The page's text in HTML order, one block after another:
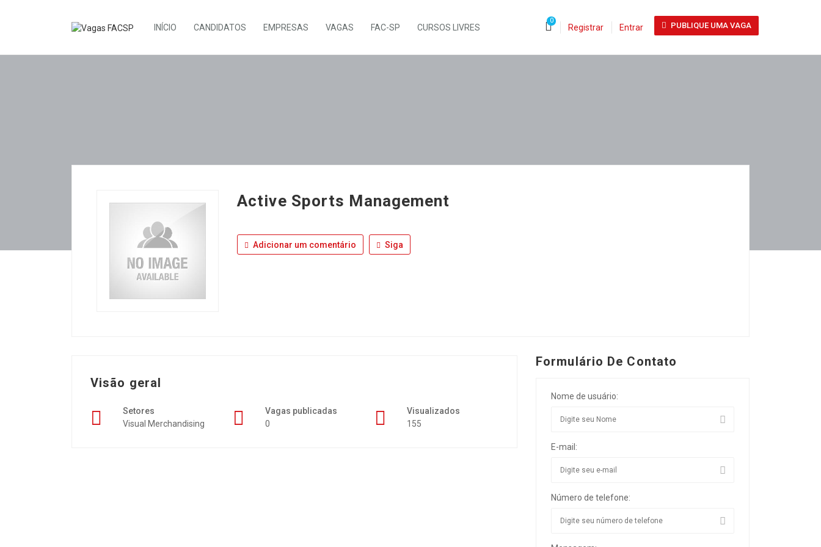
INÍCIO CANDIDATOS EMPRESAS VAGAS FAC-SP CURSOS LIVRES
0
Registrar Entrar PUBLIQUE UMA VAGA
Active Sports Management
Adicionar um comentário Siga
Visão geral
Setores
Visual Merchandising
Vagas publicadas
0
Visualizados
155
Formulário De Contato
Nome de usuário:
E-mail:
Número de telefone: